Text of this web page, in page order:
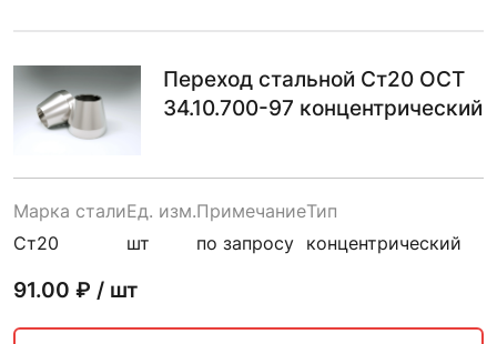
Переход стальной Ст20 ОСТ
34.10.700-97 концентрический
Марка стали
Ст20
Ед. изм.
шт
Примечание
по запросу
Тип
концентрический
91.00 ₽ / шт